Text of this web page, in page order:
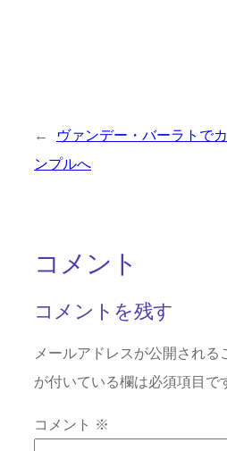
←
ヴァンデー・バーラトで
ンプルへ
コメント
コメントを残す
メールアドレスが公開される
が付いている欄は必須項目で
コメント ※